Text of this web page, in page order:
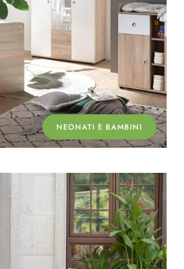
NEONATI E BAMBINI